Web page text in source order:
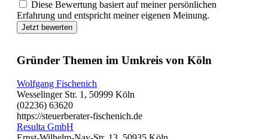
Diese Bewertung basiert auf meiner persönlichen
Erfahrung und entspricht meiner eigenen Meinung.
Jetzt bewerten
Gründer Themen im Umkreis von Köln
Wolfgang Fischenich
Wesselinger Str. 1, 50999 Köln
(02236) 63620
https://steuerberater-fischenich.de
Resulta GmbH